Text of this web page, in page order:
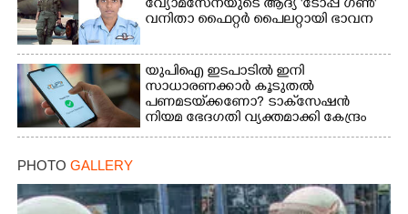
വ്യോമസേനയുടെ ആദ്യ 'ടോപ്പ് ഗൺ'
വനിതാ ഫൈറ്റർ പൈലറ്റായി ഭാവന
യുപിഐ ഇടപാടിൽ ഇനി
സാധാരണക്കാർ കൂടുതൽ
പണമടയ്‌ക്കണോ?​ ടാക്‌സേഷൻ
നിയമ ഭേദഗതി വ്യക്തമാക്കി കേന്ദ്രം
PHOTO GALLERY